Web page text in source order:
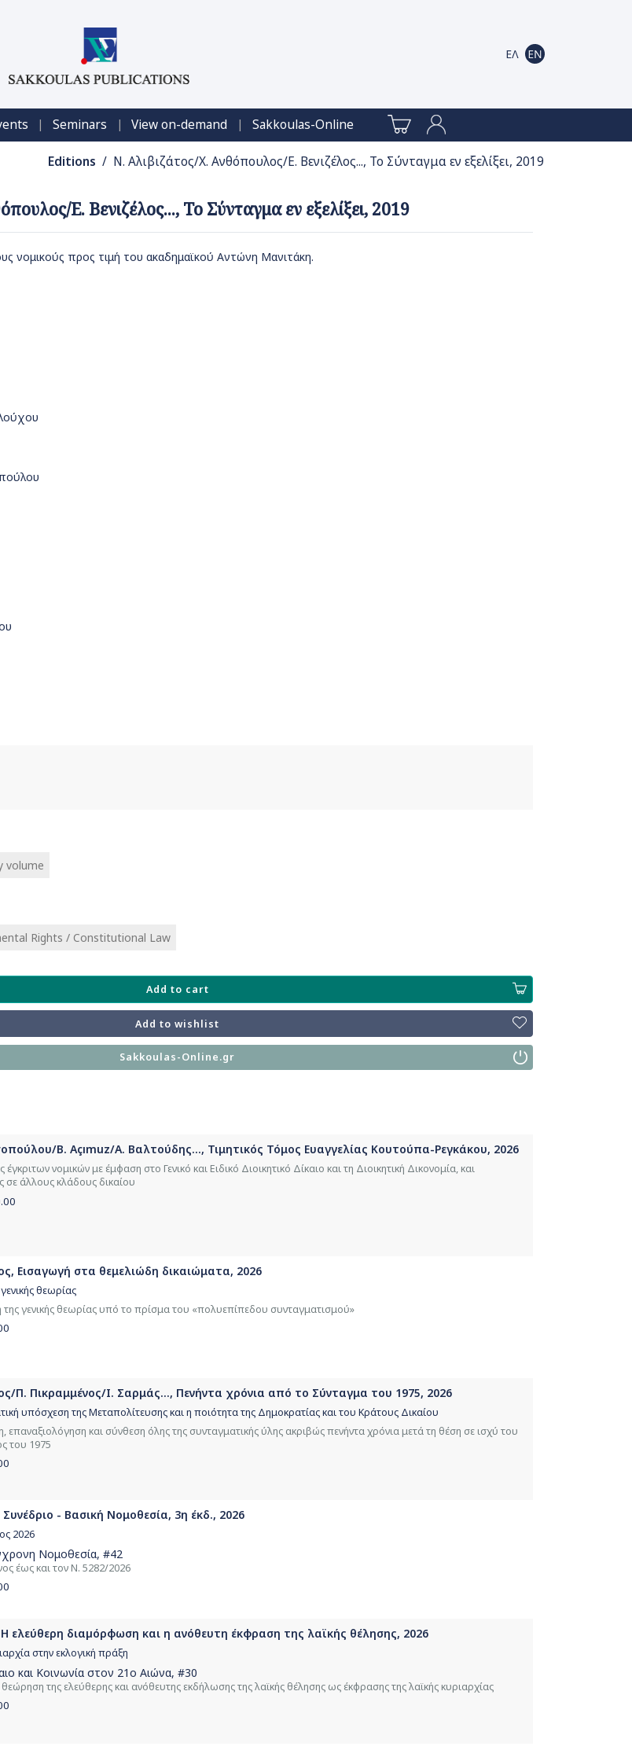
| Seminars | View on-demand | Sakkoulas-Online
Editions / Ν. Αλιβιζάτος/Χ. Ανθόπουλος/Ε. Βενιζέλος..., Το Σύνταγμα εν εξελίξει, 2019
Ε. Βενιζέλος..., Το Σύνταγμα εν εξελίξει, 2019
νομικούς προς τιμή του ακαδημαϊκού Αντώνη Μανιτάκη.
volume
Rights / Constitutional Law
Add to cart
Add to wishlist
Sakkoulas-Online.gr
B. Açımuz/Α. Βαλτούδης..., Τιμητικός Τόμος Ευαγγελίας Κουτούπα-Ρεγκάκου, 2026
νομικών με έμφαση στο Γενικό και Ειδικό Διοικητικό Δίκαιο και τη Διοικητική Δικονομία, και
σε άλλους κλάδους δικαίου
Εισαγωγή στα θεμελιώδη δικαιώματα, 2026
θεωρίας
γενικής θεωρίας υπό το πρίσμα του «πολυεπίπεδου συνταγματισμού»
Π. Πικραμμένος/Ι. Σαρμάς..., Πενήντα χρόνια από το Σύνταγμα του 1975, 2026
υπόσχεση της Μεταπολίτευσης και η ποιότητα της Δημοκρατίας και του Κράτους Δικαίου
επαναξιολόγηση και σύνθεση όλης της συνταγματικής ύλης ακριβώς πενήντα χρόνια μετά τη θέση σε ισχύ του
του 1975
Συνέδριο - Βασική Νομοθεσία, 3η έκδ., 2026
2026
Νομοθεσία, #42
έως και τον Ν. 5282/2026
ελεύθερη διαµόρφωση και η ανόθευτη έκφραση της λαϊκής θέλησης, 2026
στην εκλογική πράξη
και Κοινωνία στον 21ο Αιώνα, #30
θεώρηση της ελεύθερης και ανόθευτης εκδήλωσης της λαϊκής θέλησης ως έκφρασης της λαϊκής κυριαρχίας